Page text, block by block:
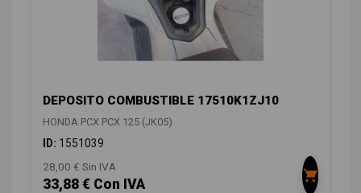
DEPOSITO COMBUSTIBLE 17510K1ZJ10
HONDA PCX PCX 125 (JK05)
ID: 1551039
28,00 € Sin IVA
33,88 € Con IVA